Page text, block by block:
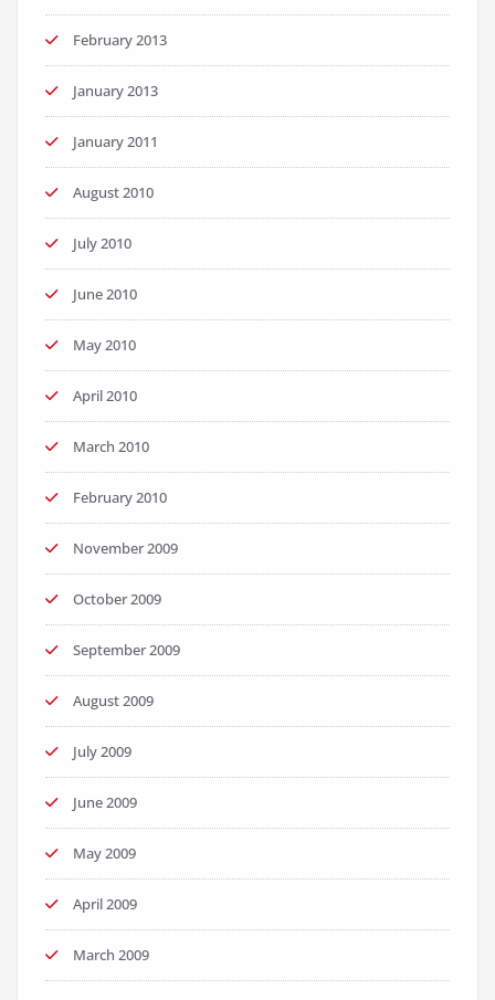
February 2013
January 2013
January 2011
August 2010
July 2010
June 2010
May 2010
April 2010
March 2010
February 2010
November 2009
October 2009
September 2009
August 2009
July 2009
June 2009
May 2009
April 2009
March 2009